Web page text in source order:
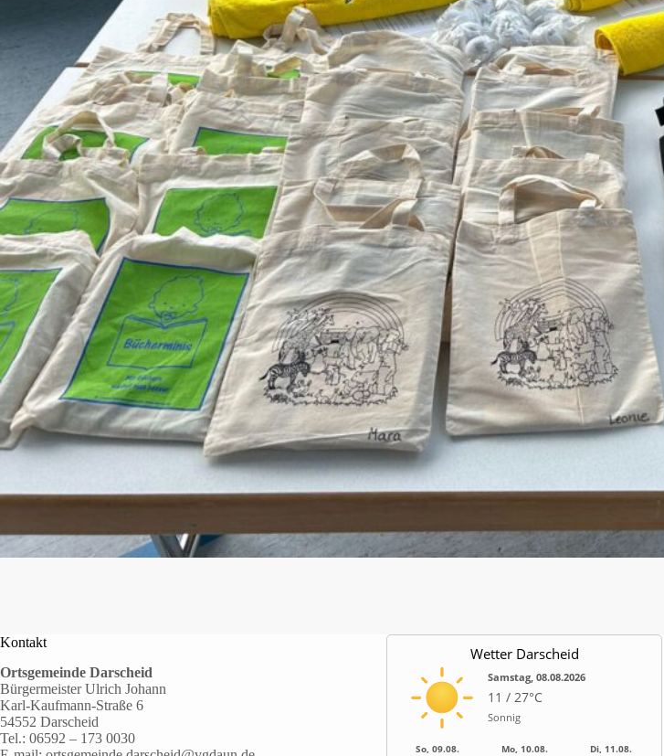
Kontakt
Ortsgemeinde Darscheid
Bürgermeister Ulrich Johann
Karl-Kaufmann-Straße 6
54552 Darscheid
Tel.: 06592 – 173 0030
Wetter Darscheid
Samstag, 08.08.2026
11 / 27°C
Sonnig
So, 09.08. Mo, 10.08. Di, 11.08.